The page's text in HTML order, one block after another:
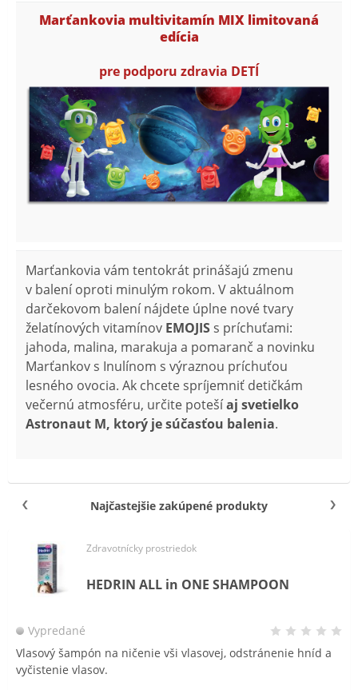
Marťankovia multivitamín MIX limitovaná
edícia
pre podporu zdravia DETÍ
Marťankovia vám tentokrát prinášajú zmenu
v balení oproti minulým rokom. V aktuálnom
darčekovom balení nájdete úplne nové tvary
želatínových vitamínov EMOJISs príchuťami:
jahoda, malina, marakuja a pomaranč a novinku
Marťankov s Inulínom s výraznou príchuťou
lesného ovocia. Ak chcete spríjemniť detičkám
večernú atmosféru, určite potešíaj svetielko
Astronaut M, ktorý je súčasťou balenia.
Najčastejšie zakúpené produkty
Zdravotnícky prostriedok
HEDRIN ALL in ONE SHAMPOON
Vypredané
Vlasový šampón na ničenie vši vlasovej, odstránenie hníd a
vyčistenie vlasov.